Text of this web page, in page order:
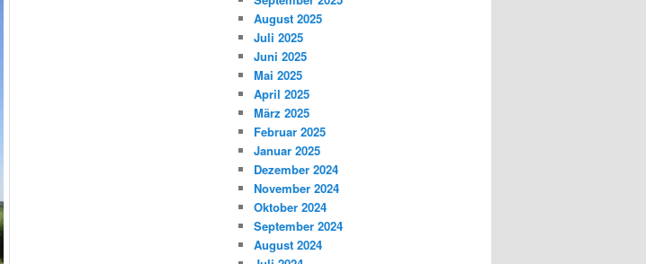
August 2025
Juli 2025
Juni 2025
Mai 2025
April 2025
März 2025
Februar 2025
Januar 2025
Dezember 2024
November 2024
Oktober 2024
September 2024
August 2024